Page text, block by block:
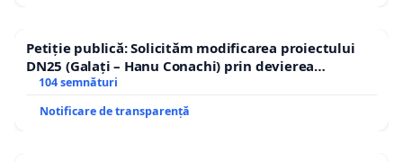
Petiție publică: Solicităm modificarea proiectului
DN25 (Galați – Hanu Conachi) prin devierea
traseului în afara localităților!
104 semnături
Notificare de transparență